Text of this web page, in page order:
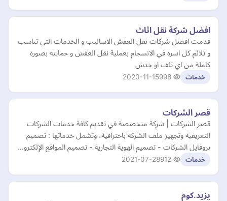
افضل شركة نقل اثاث
قدمت افضل شركات نقل العفش الاساليب و الخدمات التي تناسب
و تلائم كل اسره في الانسجام بعملية نقل العفش و حمايته بصورة
كاملة من اي تلف او خدش
خدمات 2020-11-15
قصر الشركات
قصر الشركات | شركة متخصصة في تقديم كافة خدمات الشركات
التعريفية وتجهيز ملف الشركة باحترافية، وتشمل خدماتها : تصميم
بروفايل الشركات - تصميم الهوية التجارية - تصميم المواقع الإلكترو…
خدمات 2021-07-28
يزيد.كوم